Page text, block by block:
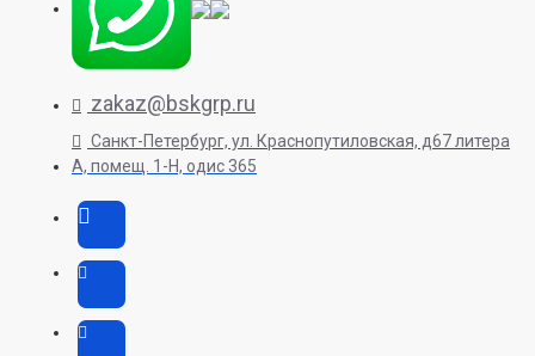
zakaz@bskgrp.ru
Санкт-Петербург, ул. Краснопутиловская, д67 литера
А, помещ. 1-H, одис 365